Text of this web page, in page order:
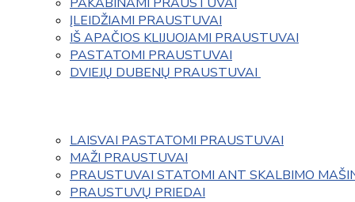
ĮLEIDŽIAMI PRAUSTUVAI
IŠ APAČIOS KLIJUOJAMI PRAUSTUVAI
PASTATOMI PRAUSTUVAI
DVIEJŲ DUBENŲ PRAUSTUVAI
LAISVAI PASTATOMI PRAUSTUVAI
MAŽI PRAUSTUVAI
PRAUSTUVAI STATOMI ANT SKALBIMO
PRAUSTUVŲ PRIEDAI